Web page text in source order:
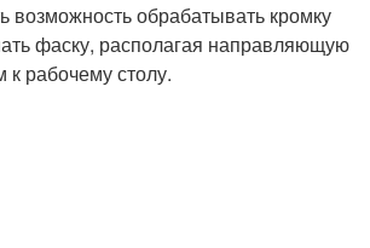
возможность обрабатывать кромку
фаску, располагая направляющую
к рабочему столу.